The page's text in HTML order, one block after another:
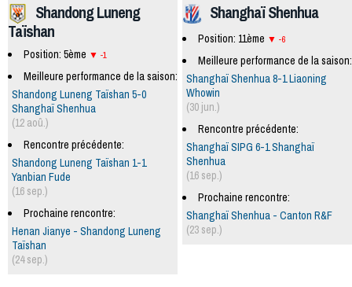
Shanghaï Shenhua
Position: 11ème -6
Meilleure performance de la saison:
Shanghaï Shenhua 8-1 Liaoning
Whowin
(30 jun.)
Rencontre précédente:
Shanghaï SIPG 6-1 Shanghaï
Shenhua
(16 sep.)
Prochaine rencontre:
Shanghaï Shenhua - Canton R&F
(23 sep.)
Shandong Luneng
Taïshan
Position: 5ème -1
Meilleure performance de la saison:
Shandong Luneng Taïshan 5-0
Shanghaï Shenhua
(12 aoû.)
Rencontre précédente:
Shandong Luneng Taïshan 1-1
Yanbian Fude
(16 sep.)
Prochaine rencontre:
Henan Jianye - Shandong Luneng
Taïshan
(24 sep.)